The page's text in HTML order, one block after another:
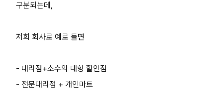
구분되는데,
저희 회사로 예로 들면
- 대리점+소수의 대형 할인점
- 전문대리점 + 개인마트